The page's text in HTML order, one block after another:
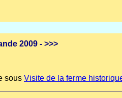
2009 - >>>
sous Visite de la ferme